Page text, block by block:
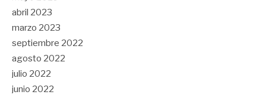
abril 2023
marzo 2023
septiembre 2022
agosto 2022
julio 2022
junio 2022